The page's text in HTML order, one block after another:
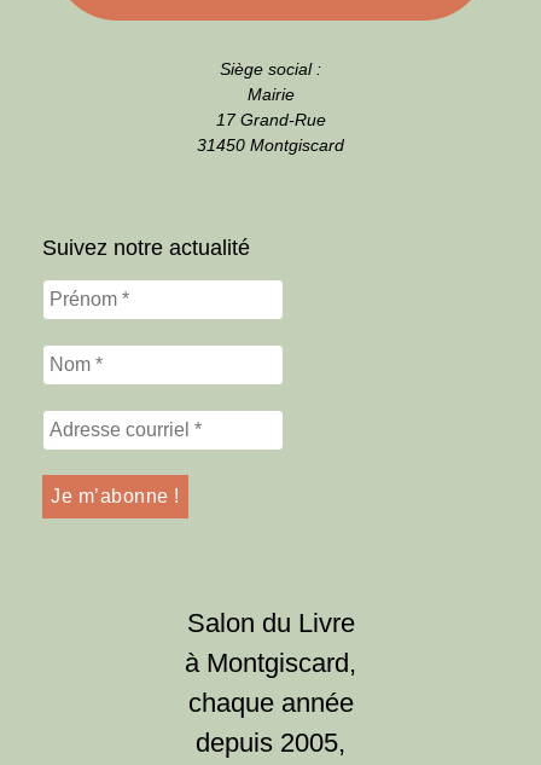
Siège social :
Mairie
17 Grand-Rue
31450 Montgiscard
Suivez notre actualité
Salon du Livre
à Montgiscard,
chaque année
depuis 2005,